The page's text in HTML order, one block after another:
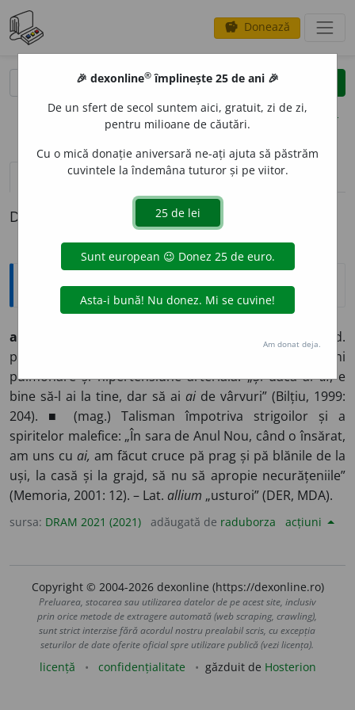
savings Donează
clear
opțiuni
definiții (1) pronunțievolume_up (50)
Definiția cu ID-ul 1288919:
Arhaisme și regionalisme
ai
■ (med.
pop.) Utilizat în tratamentul bolilor infecțioase, afecțiuni
pulmonare și hipertensiune arterială: „Și dacă aiai, e
bine să-l ai la tine, dar să ai ai de vârvuri” (Bilțiu, 1999:
204). ■ (mag.) Talisman împotriva strigoilor și a
spiritelor malefice: „În sara de Anul Nou, când o însărat,
am uns cuai, am făcut cruce pă prag și pă blănile de la
uși, la casă și la grajd, să nu să apropie necurățeniile”
(Memoria, 2001: 12). – Lat. allium „usturoi” (DER, MDA).
sursa: DRAM 2021 (2021) adăugată de raduborza acțiuni
Copyright © 2004-2026 dexonline (https://dexonline.ro)
Preluarea, stocarea sau utilizarea datelor de pe acest site, inclusiv
prin orice metode de extragere automată (web scraping, crawling),
sunt strict interzise fără acordul nostru prealabil scris, cu excepția
seturilor de date oferite oficial spre utilizare publică (vezi licența).
licență confidențialitate găzduit de Hosterion
🎉 dexonline® împlinește 25 de ani 🎉
De un sfert de secol suntem aici, gratuit, zi de zi,
pentru milioane de căutări.
Cu o mică donație aniversară ne-ați ajuta să păstrăm
cuvintele la îndemâna tuturor și pe viitor.
Am donat deja.